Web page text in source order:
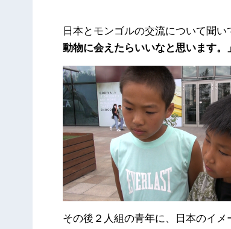
日本とモンゴルの交流について聞い
動物に会えたらいいなと思います。」
その後２人組の青年に、日本のイメ